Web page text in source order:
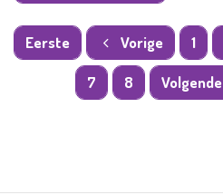
Eerste Vorige 1
7 8 Volgende